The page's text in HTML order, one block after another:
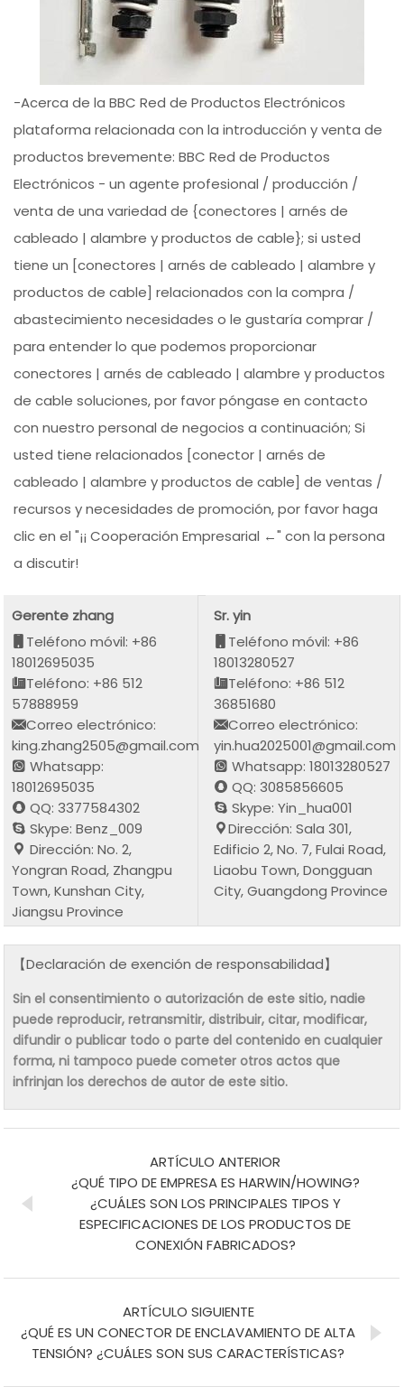
-Acerca de la BBC Red de Productos Electrónicos
plataforma relacionada con la introducción y venta de
productos brevemente: BBC Red de Productos
Electrónicos - un agente profesional / producción /
venta de una variedad de {conectores | arnés de
cableado | alambre y productos de cable}; si usted
tiene un [conectores | arnés de cableado | alambre y
productos de cable] relacionados con la compra /
abastecimiento necesidades o le gustaría comprar /
para entender lo que podemos proporcionar
conectores | arnés de cableado | alambre y productos
de cable soluciones, por favor póngase en contacto
con nuestro personal de negocios a continuación; Si
usted tiene relacionados [conector | arnés de
cableado | alambre y productos de cable] de ventas /
recursos y necesidades de promoción, por favor haga
clic en el "¡¡ Cooperación Empresarial ←" con la persona
a discutir!
Gerente zhang
Teléfono móvil: +86
18012695035
Teléfono: +86 512
57888959
Correo electrónico:
king.zhang2505@gmail.com
Whatsapp:
18012695035
QQ: 3377584302
Skype: Benz_009
Dirección: No. 2,
Yongran Road, Zhangpu
Town, Kunshan City,
Jiangsu Province
Sr. yin
Teléfono móvil: +86
18013280527
Teléfono: +86 512
36851680
Correo electrónico:
yin.hua2025001@gmail.com
Whatsapp: 18013280527
QQ: 3085856605
Skype: Yin_hua001
Dirección: Sala 301,
Edificio 2, No. 7, Fulai Road,
Liaobu Town, Dongguan
City, Guangdong Province
【Declaración de exención de responsabilidad】
Sin el consentimiento o autorización de este sitio, nadie
puede reproducir, retransmitir, distribuir, citar, modificar,
difundir o publicar todo o parte del contenido en cualquier
forma, ni tampoco puede cometer otros actos que
infrinjan los derechos de autor de este sitio.
ARTÍCULO ANTERIOR
¿QUÉ TIPO DE EMPRESA ES HARWIN/HOWING?
¿CUÁLES SON LOS PRINCIPALES TIPOS Y
ESPECIFICACIONES DE LOS PRODUCTOS DE
CONEXIÓN FABRICADOS?
ARTÍCULO SIGUIENTE
¿QUÉ ES UN CONECTOR DE ENCLAVAMIENTO DE ALTA
TENSIÓN? ¿CUÁLES SON SUS CARACTERÍSTICAS?